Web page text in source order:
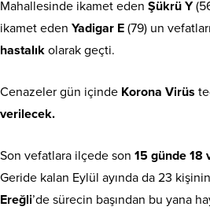
Mahallesinde ikamet eden Şükrü Y
ikamet eden Yadigar E (79) un
hastalık olarak geçti.
Cenazeler gün içinde Korona Virüs
verilecek.
Son vefatlara ilçede son 15 günde 18
Geride kalan Eylül ayında da 23
Ereğli’de sürecin başından bu yana